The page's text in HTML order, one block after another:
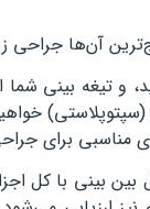
آن‌ها جراحی
و تیغه بینی شما
(سپتوپلاستی)
مناسبی برای
بینی با کل